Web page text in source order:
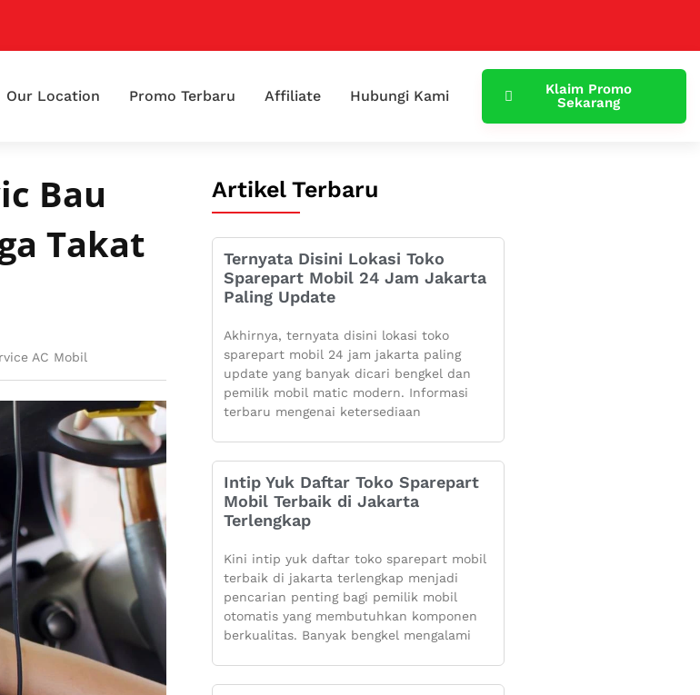
Our Location Promo Terbaru Affiliate Hubungi Kami
Klaim Promo
Sekarang
Bau
Takat
AC Mobil
Artikel Terbaru
Ternyata Disini Lokasi Toko
Sparepart Mobil 24 Jam Jakarta
Paling Update
Akhirnya, ternyata disini lokasi toko
sparepart mobil 24 jam jakarta paling
update yang banyak dicari bengkel dan
pemilik mobil matic modern. Informasi
terbaru mengenai ketersediaan
Intip Yuk Daftar Toko Sparepart
Mobil Terbaik di Jakarta
Terlengkap
Kini intip yuk daftar toko sparepart mobil
terbaik di jakarta terlengkap menjadi
pencarian penting bagi pemilik mobil
otomatis yang membutuhkan komponen
berkualitas. Banyak bengkel mengalami